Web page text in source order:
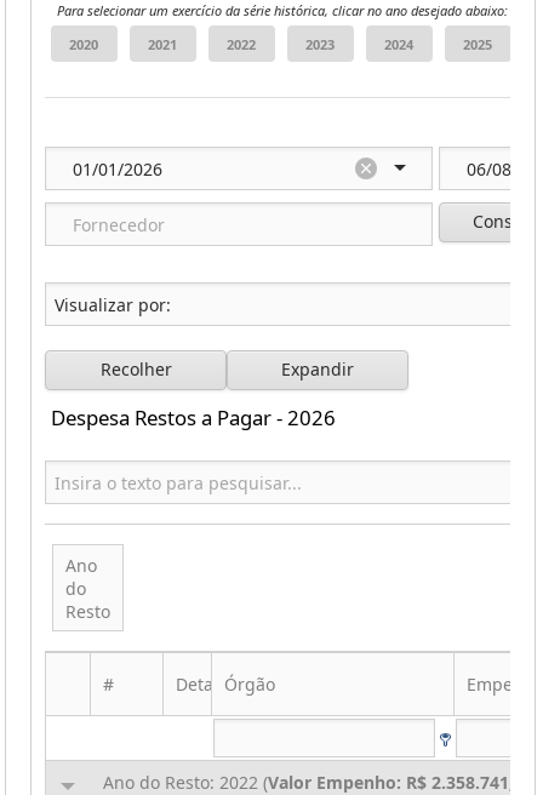
Para selecionar um exercício da série histórica, clicar no ano desejado abaixo:
Recolher Expandir
Despesa Restos a Pagar - 2026
Ano
do
Resto
# DetalhesÓrgão Empenho
Ano do Resto: 2022 (Valor Empenho: R$ 2.358.741,22